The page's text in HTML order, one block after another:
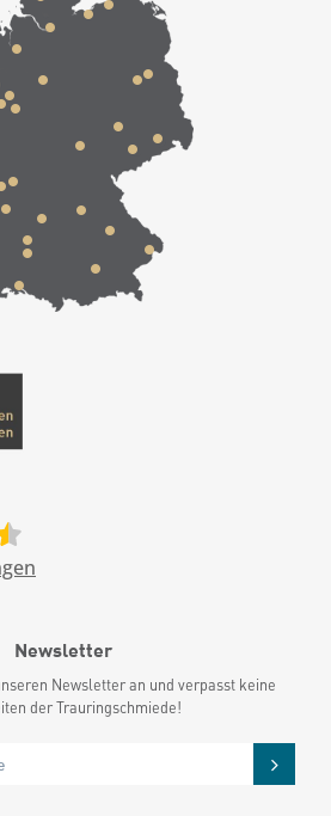
Newsletter
Newsletter an und verpasst keine
der Trauringschmiede!